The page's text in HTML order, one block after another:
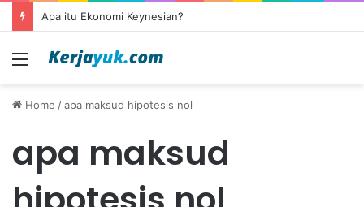
Apa itu Ekonomi Keynesian?
Menu
Home /apa maksud hipotesis nol
apa maksud